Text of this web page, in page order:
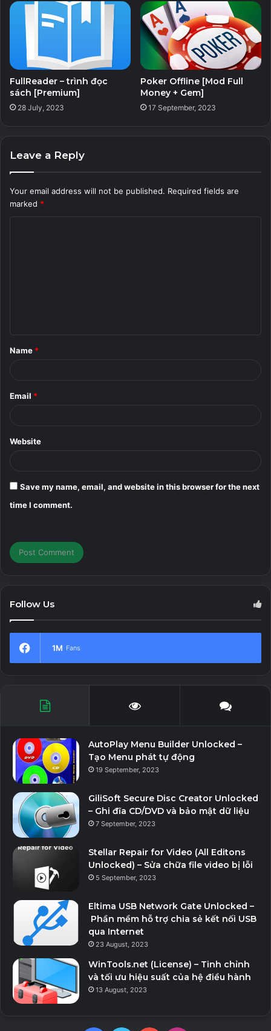
FullReader – trình đọc
sách [Premium]
28 July, 2023
Poker Offline [Mod Full
Money + Gem]
17 September, 2023
Leave a Reply
Your email address will not be published. Required fields are
marked *
*
Name *
Email *
Website
Save my name, email, and website in this browser for the next
time I comment.
Follow Us
1M Fans
AutoPlay Menu Builder Unlocked –
Tạo Menu phát tự động
19 September, 2023
GiliSoft Secure Disc Creator Unlocked
– Ghi đĩa CD/DVD và bảo mật dữ liệu
7 September, 2023
Stellar Repair for Video (All Editons
Unlocked) – Sửa chữa file video bị lỗi
5 September, 2023
Eltima USB Network Gate Unlocked –
Phần mềm hỗ trợ chia sẻ kết nối USB
qua Internet
23 August, 2023
WinTools.net (License) – Tinh chỉnh
và tối ưu hiệu suất của hệ điều hành
13 August, 2023